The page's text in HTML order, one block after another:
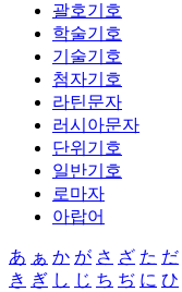
괄호기호
학술기호
기술기호
첨자기호
라틴문자
러시아문자
단위기호
일반기호
로마자
아랍어
あ ぁ か が さ ざ た だ
き ぎ し じ ち ぢ に ひ